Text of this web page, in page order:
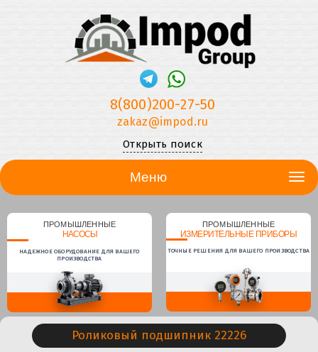
8(800)200-27-50
zakaz@impod.ru
Открыть поиск
Меню
ПРОМЫШЛЕННЫЕ
НАСОСЫ
НАДЕЖНОЕ ОБОРУДОВАНИЕ ДЛЯ ВАШЕГО
ПРОИЗВОДСТВА
ПРОМЫШЛЕННЫЕ
ИЗМЕРИТЕЛЬНЫЕ ПРИБОРЫ
ТОЧНЫЕ РЕШЕНИЯ ДЛЯ ВАШЕГО ПРОИЗВОДСТВА
Роликовый подшипник 22226